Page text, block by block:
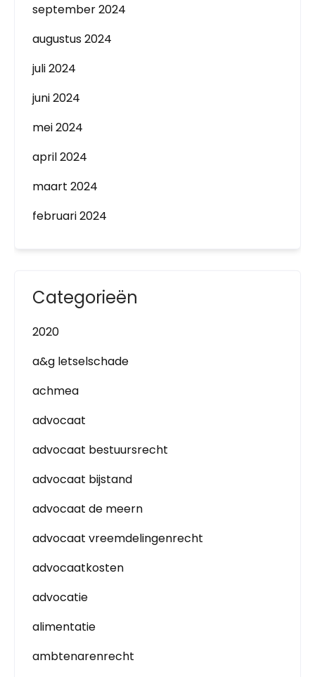
september 2024
augustus 2024
juli 2024
juni 2024
mei 2024
april 2024
maart 2024
februari 2024
Categorieën
2020
a&g letselschade
achmea
advocaat
advocaat bestuursrecht
advocaat bijstand
advocaat de meern
advocaat vreemdelingenrecht
advocaatkosten
advocatie
alimentatie
ambtenarenrecht